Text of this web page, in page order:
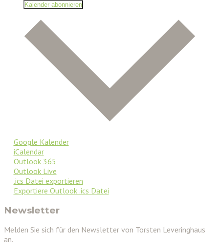
Kalender abonnieren
Google Kalender
iCalendar
Outlook 365
Outlook Live
.ics Datei exportieren
Exportiere Outlook .ics Datei
Newsletter
Melden Sie sich für den Newsletter von Torsten Leveringhaus
an.